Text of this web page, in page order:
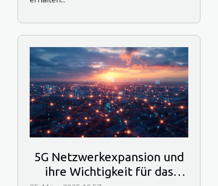
5G Netzwerkexpansion und
ihre Wichtigkeit für das